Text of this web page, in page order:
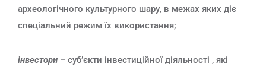
археологічного культурного шару, в межах яких діє
спеціальний режим їх використання;
інвестори – суб’єкти інвестиційної діяльності , які